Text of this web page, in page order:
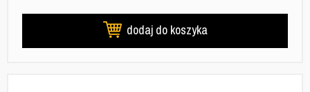
dodaj do koszyka